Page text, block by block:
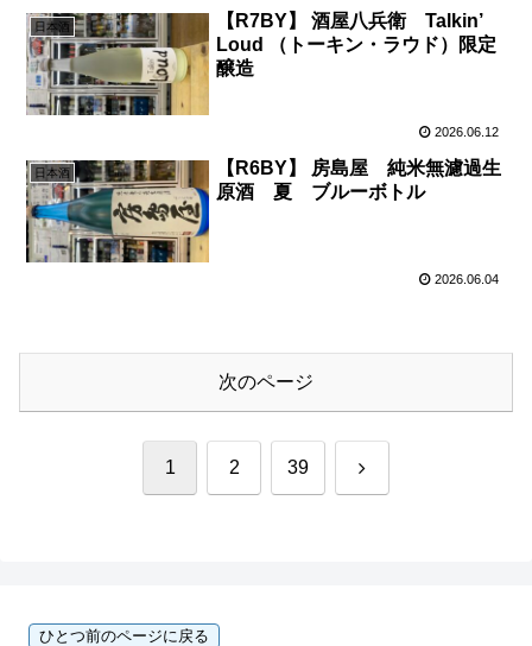
日本酒
【R7BY】 酒屋八兵衛 Talkin’
Loud （トーキン・ラウド）限定
醸造
2026.06.12
日本酒
【R6BY】 房島屋 純米無濾過生
原酒 夏 ブルーボトル
2026.06.04
次のページ
1 2 39 次